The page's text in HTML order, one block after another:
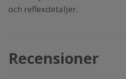
och reflexdetaljer.
Recensioner